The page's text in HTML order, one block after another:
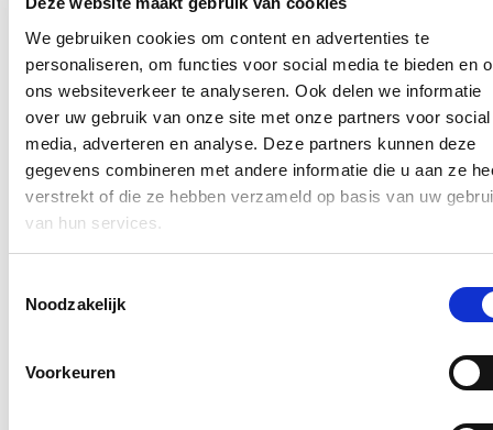
We gebruiken cookies om content en advertenties te
personaliseren, om functies voor social media te bieden en
ons websiteverkeer te analyseren. Ook delen we informatie
over uw gebruik van onze site met onze partners voor social
media, adverteren en analyse. Deze partners kunnen deze
gegevens combineren met andere informatie die u aan ze
verstrekt of die ze hebben verzameld op basis van uw
van hun services.
Noodzakelijk
Voorkeuren
zodat bijvoorbeeld marktactiviteiten aantrekkelijker worden.
Een derde initiatief zijn premies die lokale besturen kunnen
aanvragen om handelspanden op te knappen of duurzaam te
renoveren. Daarvoor wordt 5 miljoen euro voorzien. Tot slot
voorziet minister Crevits ook in praktische ondersteuning van lokale
besturen in het opmaken van een verordening bij het afbakenen van
kernwinkelgebieden of winkelarme gebieden.
Blijf op de hoogte
Ja, ik wens de nieuwsbrief van Hilde Crevits te ontvangen op